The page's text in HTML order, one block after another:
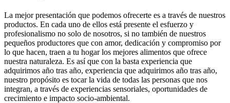
La mejor presentación que podemos ofrecerte es a través de nuestros
productos. En cada uno de ellos está presente el esfuerzo y
profesionalismo no solo de nosotros, si no también de nuestros
pequeños productores que con amor, dedicación y compromiso por
lo que hacen, traen a tu hogar los mejores alimentos que ofrece
nuestra naturaleza. Es así que con la basta experiencia que
adquirimos año tras año, experiencia que adquirimos año tras año,
nuestro propósito es tocar la vida de todas las personas que nos
integran, a través de experiencias sensoriales, oportunidades de
crecimiento e impacto socio-ambiental.